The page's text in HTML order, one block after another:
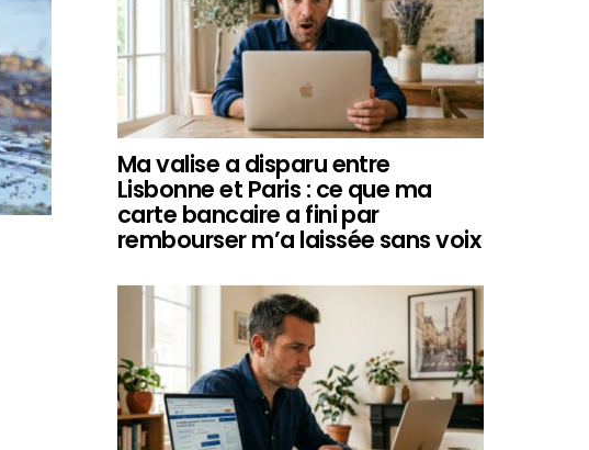
Ma valise a disparu entre
Lisbonne et Paris : ce que ma
carte bancaire a fini par
rembourser m’a laissée sans voix